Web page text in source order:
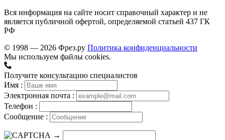
Вся информация на сайте носит справочный характер и не
является публичной офертой, определяемой статьей 437 ГК
РФ
© 1998 — 2026 Фрез.ру Политика конфиденциальности
Мы используем файлы cookies.
Получите консультацию специалистов
Имя :
Электронная почта :
Телефон :
Сообщение :
→